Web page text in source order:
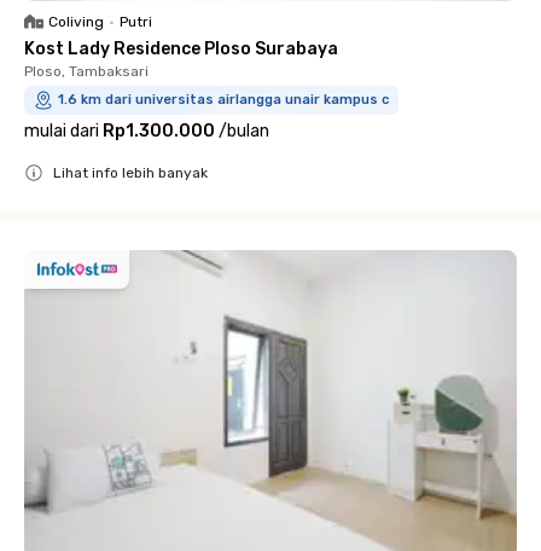
Coliving • Putri
Kost Lady Residence Ploso Surabaya
Ploso, Tambaksari
1.6 km dari universitas airlangga unair kampus c
mulai dari Rp1.300.000 /bulan
Lihat info lebih banyak